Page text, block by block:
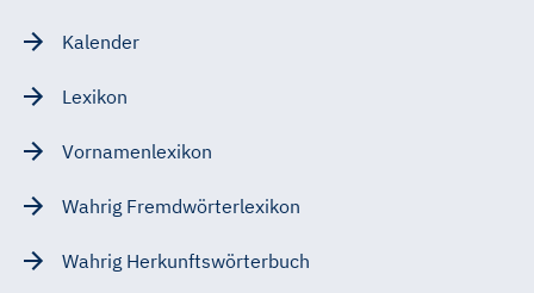
Kalender
Lexikon
Vornamenlexikon
Wahrig Fremdwörterlexikon
Wahrig Herkunftswörterbuch